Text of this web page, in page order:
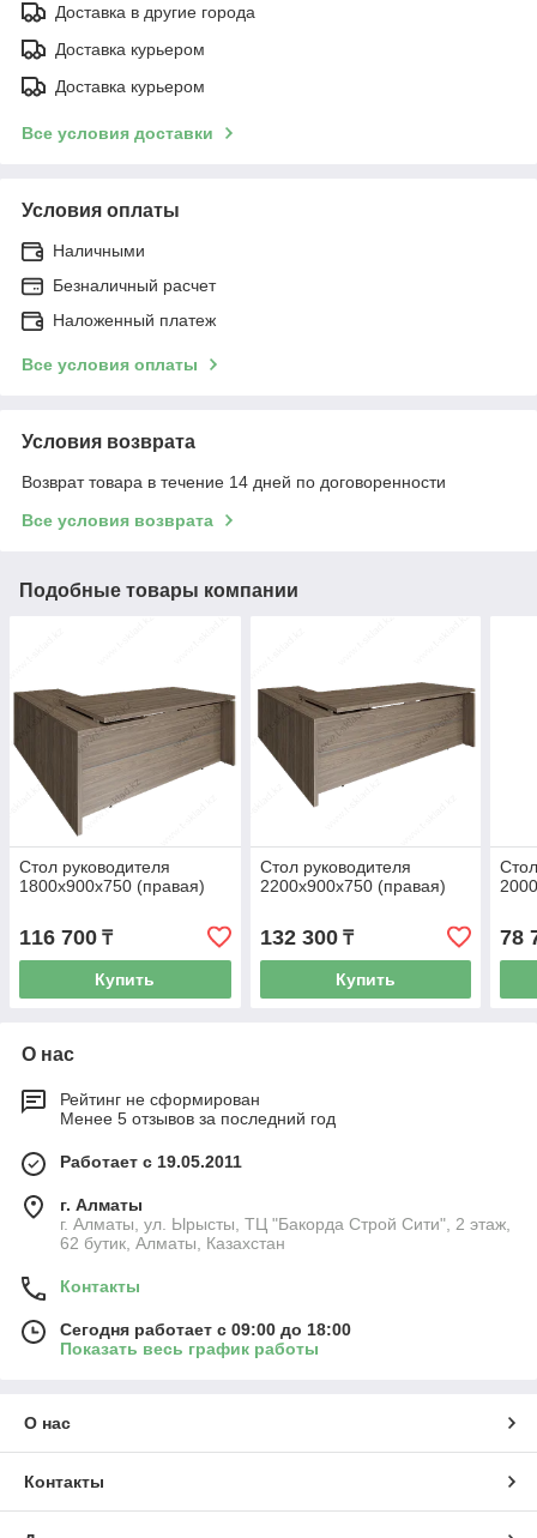
Доставка в другие города
Доставка курьером
Доставка курьером
Все условия доставки
Условия оплаты
Наличными
Безналичный расчет
Наложенный платеж
Все условия оплаты
Условия возврата
Возврат товара в течение 14 дней по договоренности
Все условия возврата
Подобные товары компании
Стол руководителя
1800х900х750 (правая)
116 700 ₸
Купить
Стол руководителя
2200х900х750 (правая)
132 300₸
Купить
78
О нас
Рейтинг не сформирован
Менее 5 отзывов за последний год
Работает с 19.05.2011
г. Алматы
г. Алматы, ул. Ырысты, ТЦ "Бакорда Строй Сити", 2 этаж,
62 бутик, Алматы, Казахстан
Контакты
Сегодня работает с 09:00 до 18:00
Показать весь график работы
О нас
Контакты